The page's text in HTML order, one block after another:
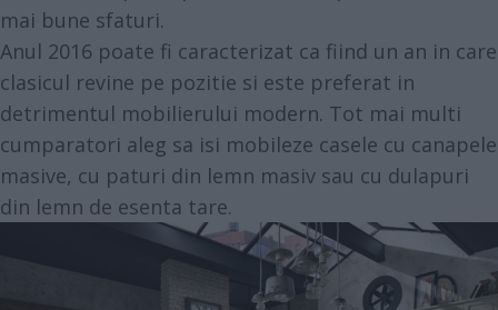
mai bune sfaturi.
Anul 2016 poate fi caracterizat ca fiind un an in care
clasicul revine pe pozitie si este preferat in
detrimentul mobilierului modern. Tot mai multi
cumparatori aleg sa isi mobileze casele cu canapele
masive, cu paturi din lemn masiv sau cu dulapuri
din lemn de esenta tare.